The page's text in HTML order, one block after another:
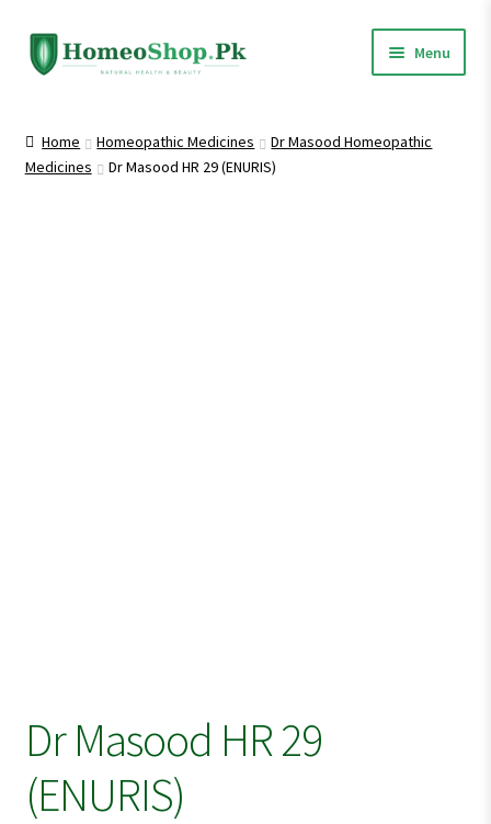
Skip
to
Skip
to
Menu
Shop All
Home Homeopathic Medicines
Dr Masood Homeopathic
Medicines
Dr Masood HR 29 (ENURIS)
Dr Masood HR 29
(ENURIS)